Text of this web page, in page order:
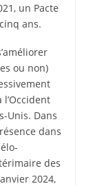
un Pacte
ans.
ou non)
Unis. Dans
dans
des
2024,